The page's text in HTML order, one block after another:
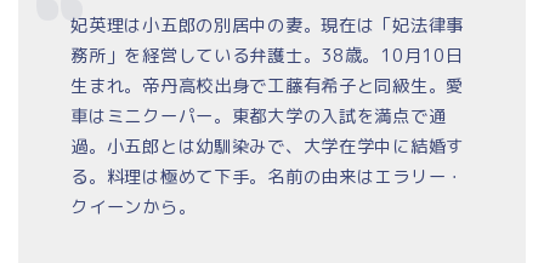
妃英理は小五郎の別居中の妻。現在は「妃法律事
務所」を経営している弁護士。38歳。10月10日
生まれ。帝丹高校出身で工藤有希子と同級生。愛
車はミニクーパー。東都大学の入試を満点で通
過。小五郎とは幼馴染みで、大学在学中に結婚す
る。料理は極めて下手。名前の由来はエラリー・
クイーンから。